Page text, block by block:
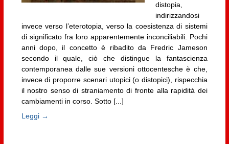
distopia,
indirizzandosi
invece verso l’eterotopia, verso la coesistenza di sistemi
di significato fra loro apparentemente inconciliabili. Pochi
anni dopo, il concetto è ribadito da Fredric Jameson
secondo il quale, ciò che distingue la fantascienza
contemporanea dalle sue versioni ottocentesche è che,
invece di proporre scenari utopici (o distopici), rispecchia
il nostro senso di straniamento di fronte alla rapidità dei
cambiamenti in corso. Sotto [...]
Leggi →